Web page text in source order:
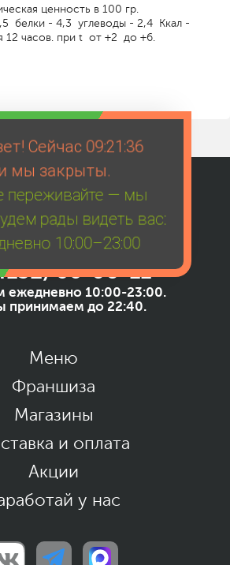
Сейчас 09:21:36
мы закрыты.
переживайте — мы
рады видеть вас:
10:00–23:00
ценность в 100 гр.
белки - 4,3 углеводы - 2,4 Ккал -
12 часов. при t от +2 до +6.
66-00-11
ежедневно 10:00-23:00.
принимаем до 22:40.
Меню
Франшиза
Магазины
и оплата
Акции
у нас